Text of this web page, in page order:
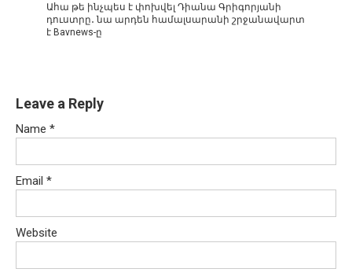
Ահա թե ինչպես է փոխվել Դիանա Գրիգորյանի
դուստրը․ նա արդեն համալսարանի շրջանավարտ
է Bavnews-ը
Leave a Reply
Name *
Email *
Website